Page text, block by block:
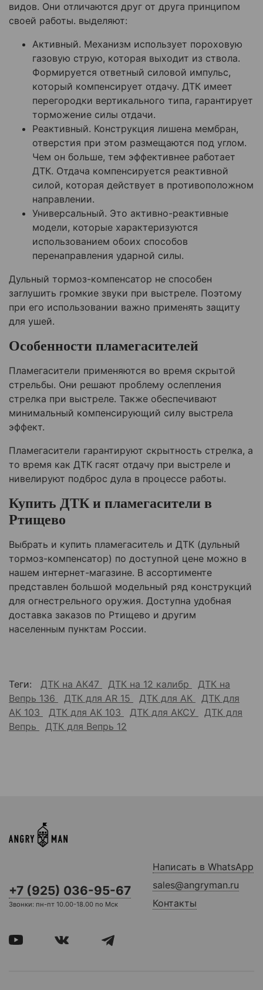
видов. Они отличаются друг от друга принципом
своей работы. выделяют:
Активный. Механизм использует пороховую
газовую струю, которая выходит из ствола.
Формируется ответный силовой импульс,
который компенсирует отдачу. ДТК имеет
перегородки вертикального типа, гарантирует
торможение силы отдачи.
Реактивный. Конструкция лишена мембран,
отверстия при этом размещаются под углом.
Чем он больше, тем эффективнее работает
ДТК. Отдача компенсируется реактивной
силой, которая действует в противоположном
направлении.
Универсальный. Это активно-реактивные
модели, которые характеризуются
использованием обоих способов
перенаправления ударной силы.
Дульный тормоз-компенсатор не способен
заглушить громкие звуки при выстреле. Поэтому
при его использовании важно применять защиту
для ушей.
Особенности пламегасителей
Пламегасители применяются во время скрытой
стрельбы. Они решают проблему ослепления
стрелка при выстреле. Также обеспечивают
минимальный компенсирующий силу выстрела
эффект.
Пламегасители гарантируют скрытность стрелка, а
то время как ДТК гасят отдачу при выстреле и
нивелируют подброс дула в процессе работы.
Купить ДТК и пламегасители в
Ртищево
Выбрать и купить пламегаситель и ДТК (дульный
тормоз-компенсатор) по доступной цене можно в
нашем интернет-магазине. В ассортименте
представлен большой модельный ряд конструкций
для огнестрельного оружия. Доступна удобная
доставка заказов по Ртищево и другим
населенным пунктам России.
Теги: ДТК на АК47 ДТК на 12 калибр
ДТК на
Вепрь 136
ДТК для AR 15 ДТК для АК
ДТК для
АК 103
ДТК для АК 103 ДТК для АКСУ
ДТК для
Вепрь
ДТК для Вепрь 12
+7 (925) 036-95-67
Звонки: пн-пт 10.00-18.00 по Мск
Написать в WhatsApp
sales@angryman.ru
Контакты